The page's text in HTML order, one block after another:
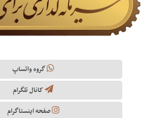
گروه واتساپ
کانال تلگرام
صفحه اینستاگرام